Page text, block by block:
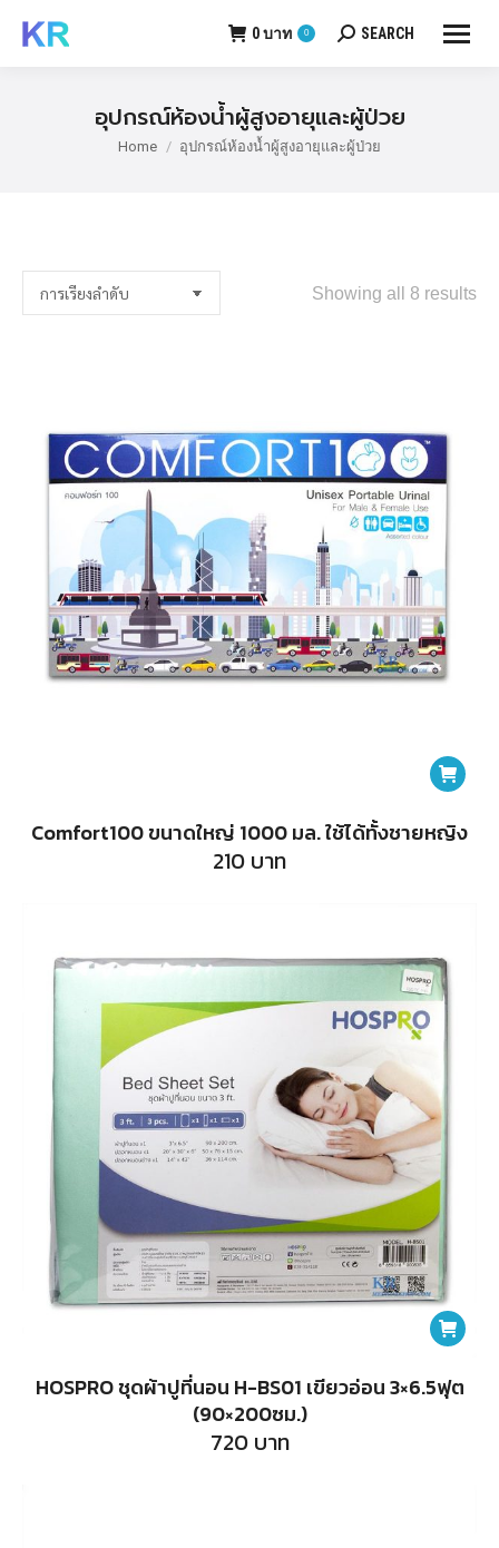
0บาท 0 Search:
SEARCH
อุปกรณ์ห้องน้ำผู้สูงอายุและผู้ป่วย
You are here:
Home อุปกรณ์ห้องน้ำผู้สูงอายุและผู้ป่วย
Showing all 8 results
Comfort100 ขนาดใหญ่ 1000 มล. ใช้ได้ทั้งชาย​หญิง
210 บาท
HOSPRO ชุดผ้าปูที่นอน H-BS01 เขียวอ่อน 3×6.5ฟุต
(90×200ซม.)
720บาท